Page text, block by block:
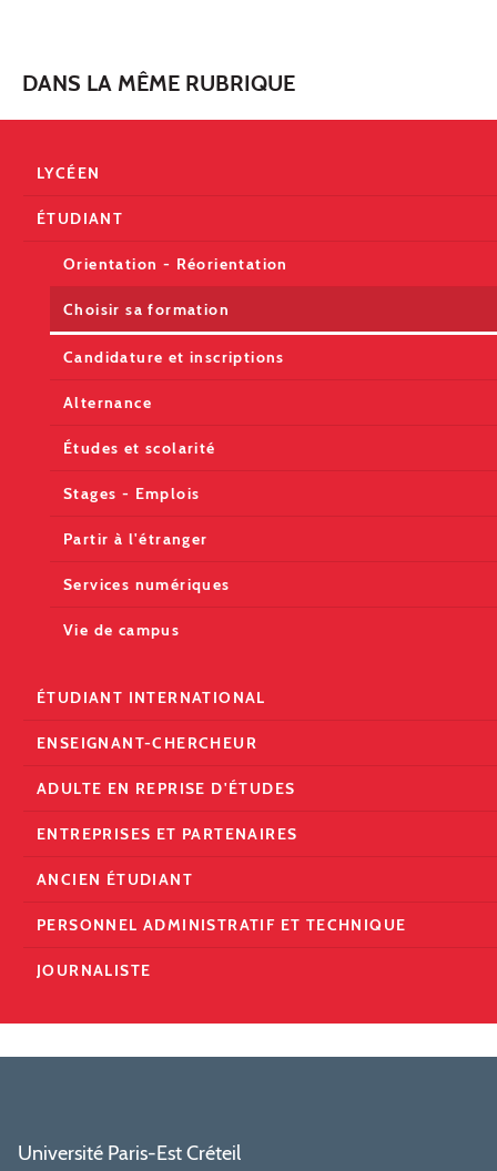
DANS LA MÊME RUBRIQUE
LYCÉEN
ÉTUDIANT
Orientation - Réorientation
Choisir sa formation
Candidature et inscriptions
Alternance
Études et scolarité
Stages - Emplois
Partir à l'étranger
Services numériques
Vie de campus
ÉTUDIANT INTERNATIONAL
ENSEIGNANT-CHERCHEUR
ADULTE EN REPRISE D'ÉTUDES
ENTREPRISES ET PARTENAIRES
ANCIEN ÉTUDIANT
PERSONNEL ADMINISTRATIF ET TECHNIQUE
JOURNALISTE
Université Paris-Est Créteil